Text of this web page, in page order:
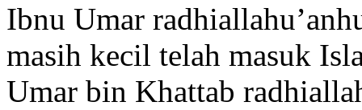
Ibnu Umar
masih kecil telah masuk
Umar bin Khattab